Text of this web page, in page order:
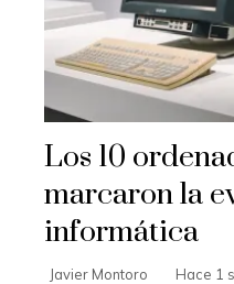
Los 10
marcaron la
informática
Javier Montoro Hace 1